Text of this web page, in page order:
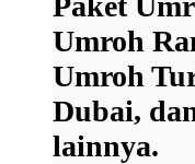
Umroh
Umroh
Dubai,
lainnya.